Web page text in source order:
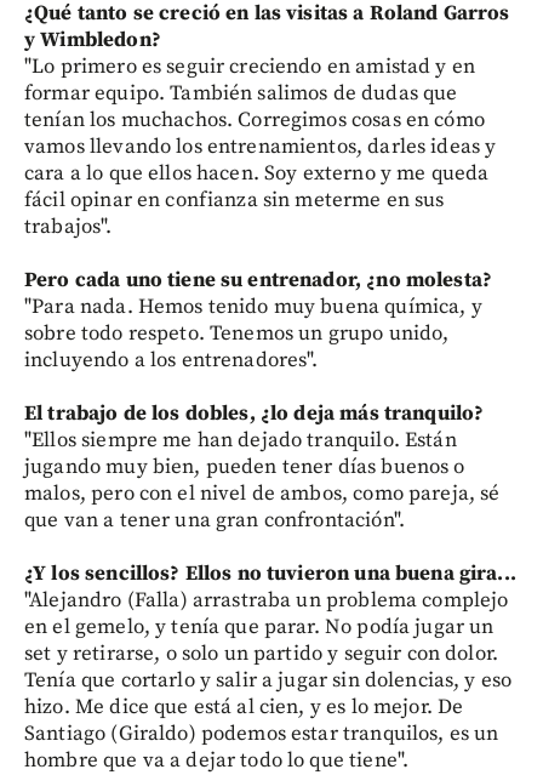
¿Qué tanto se creció en las visitas a Roland Garros
y Wimbledon?
"Lo primero es seguir creciendo en amistad y en
formar equipo. También salimos de dudas que
tenían los muchachos. Corregimos cosas en cómo
vamos llevando los entrenamientos, darles ideas y
cara a lo que ellos hacen. Soy externo y me queda
fácil opinar en confianza sin meterme en sus
trabajos".
Pero cada uno tiene su entrenador, ¿no molesta?
"Para nada. Hemos tenido muy buena química, y
sobre todo respeto. Tenemos un grupo unido,
incluyendo a los entrenadores".
El trabajo de los dobles, ¿lo deja más tranquilo?
"Ellos siempre me han dejado tranquilo. Están
jugando muy bien, pueden tener días buenos o
malos, pero con el nivel de ambos, como pareja, sé
que van a tener una gran confrontación".
¿Y los sencillos? Ellos no tuvieron una buena gira...
"Alejandro (Falla) arrastraba un problema complejo
en el gemelo, y tenía que parar. No podía jugar un
set y retirarse, o solo un partido y seguir con dolor.
Tenía que cortarlo y salir a jugar sin dolencias, y eso
hizo. Me dice que está al cien, y es lo mejor. De
Santiago (Giraldo) podemos estar tranquilos, es un
hombre que va a dejar todo lo que tiene".